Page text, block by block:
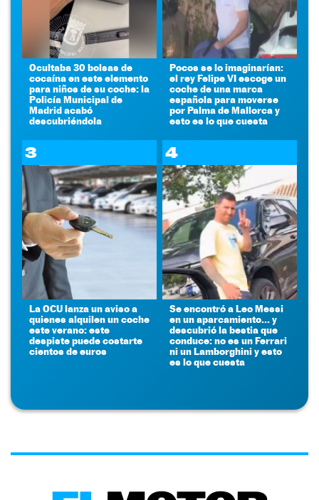
Ocultaba 30 bolsas de
cocaína en este elemento
para niños de su coche: la
Policía Municipal de
Madrid acabó
descubriéndola
Pocos se lo imaginarían:
el rey Felipe VI escoge un
coche de una marca
española para moverse
por Palma de Mallorca y
esto es lo que cuesta
3
La OCU lanza un aviso a
quienes alquilen un coche
este verano: este
despiste puede costarte
cientos de euros
4
Se encontró a Leo Messi
en un aparcamiento... y
descubrió la bestia que
conduce: no es un Ferrari
ni un Lamborghini y esto
es lo que cuesta